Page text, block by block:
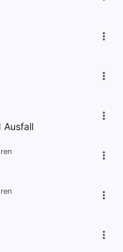
Ausfall